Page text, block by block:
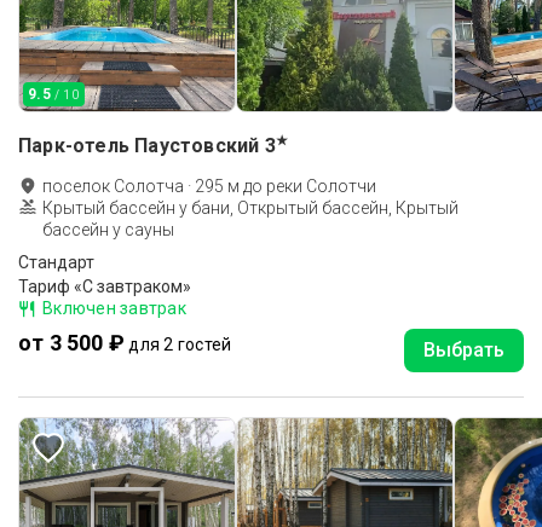
9.5 / 10
Парк-отель Паустовский 3★
поселок Солотча · 295 м до реки Солотчи
Крытый бассейн у бани, Открытый бассейн, Крытый
бассейн у сауны
Стандарт
Тариф «С завтраком»
Включен завтрак
от 3 500 ₽ для 2 гостей Выбрать